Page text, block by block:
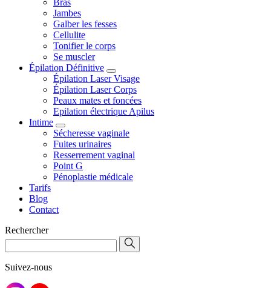
Bras
Jambes
Galber les fesses
Cellulite
Tonifier le corps
Se muscler
Épilation Définitive
Épilation Laser Visage
Épilation Laser Corps
Peaux mates et foncées
Epilation électrique Apilus
Intime
Sécheresse vaginale
Fuites urinaires
Resserrement vaginal
Point G
Pénoplastie médicale
Tarifs
Blog
Contact
Rechercher
Suivez-nous